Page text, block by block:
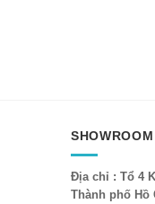
Địa chỉ : Tổ 4
Thành phố Hồ